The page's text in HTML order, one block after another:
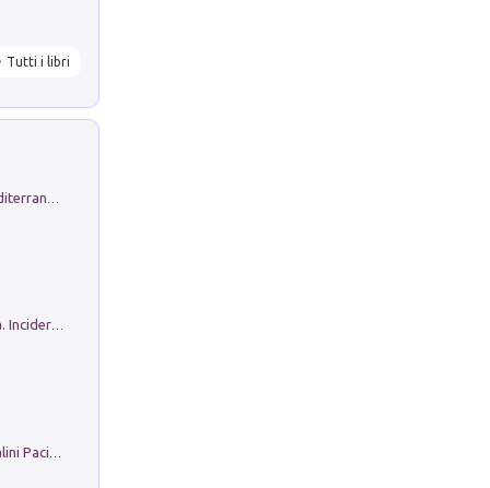
Tutti i libri
Ho Camminato Alla Luce Della Storia. Incidere per Pasolini. Quaderni di Incisione Contemporanea n 30